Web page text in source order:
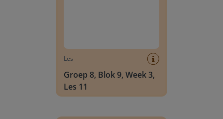
Les
Groep 8, Blok 9, Week 3,
Les 11